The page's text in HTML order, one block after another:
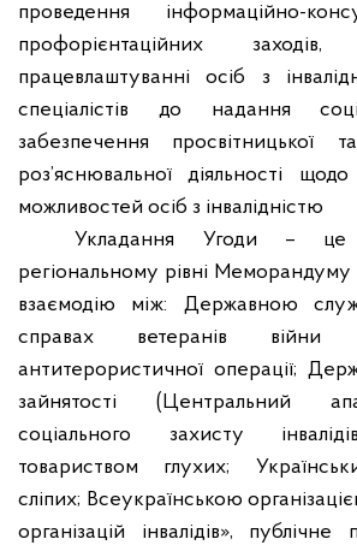
проведення інформаційно-
профорієнтаційних
працевлаштуванні осіб з
спеціалістів до надання
забезпечення просвітницької
роз’яснювальної діяльності
можливостей осіб з інвалідністю
Укладання Угоди – це
регіональному рівні Меморандуму
взаємодію між: Державною
справах ветеранів війни
антитерористичної операції;
зайнятості (Центральний
соціального захисту
товариством глухих;
сліпих; Всеукраїнською
організацій інвалідів», публічне